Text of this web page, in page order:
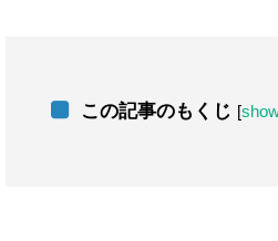
この記事のもくじ [